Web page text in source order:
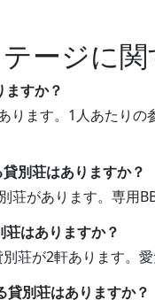
ージに
すか？
ります。1人あたり
別荘はありますか？
荘があります。専用
はありますか？
荘が2軒あります。
貸別荘はありますか？